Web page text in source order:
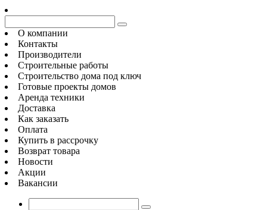
О компании
Контакты
Производители
Строительные работы
Строительство дома под ключ
Готовые проекты домов
Аренда техники
Доставка
Как заказать
Оплата
Купить в рассрочку
Возврат товара
Новости
Акции
Вакансии